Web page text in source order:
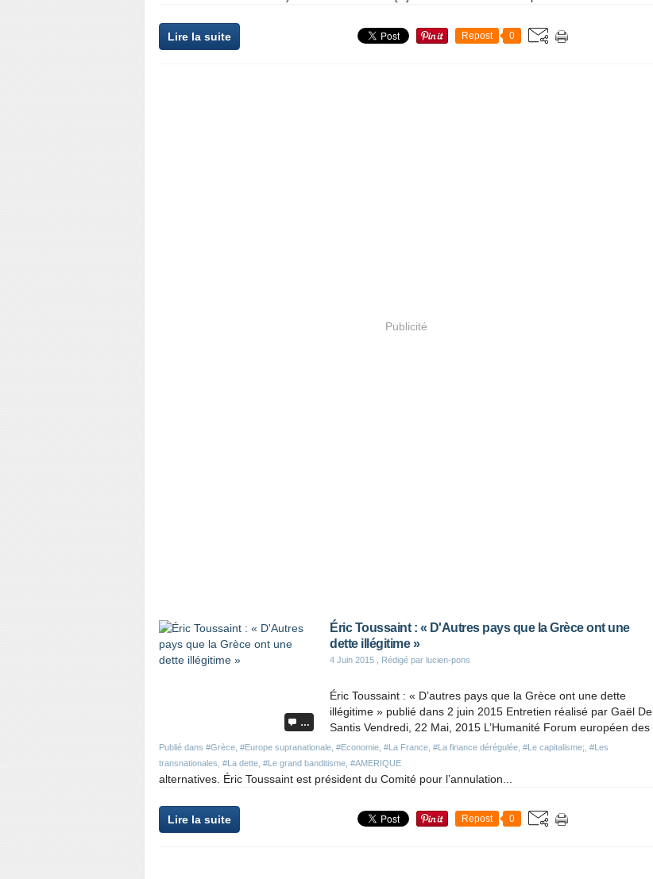
Lire la suite Repost 0
Publicité
…
Éric Toussaint : « D'Autres pays que la Grèce ont une
dette illégitime »
4 Juin 2015 , Rédigé par lucien-pons
Publié dans #Grèce #Europe supranationale #Economie #La France #La finance dérégulée #Le capitalisme; #Les
transnationales #La dette #Le grand banditisme #AMERIQUE
Éric Toussaint : « D’autres pays que la Grèce ont une dette
illégitime » publié dans 2 juin 2015 Entretien réalisé par Gaël De
Santis Vendredi, 22 Mai, 2015 L’Humanité Forum européen des
alternatives. Éric Toussaint est président du Comité pour l’annulation...
Lire la suite Repost 0